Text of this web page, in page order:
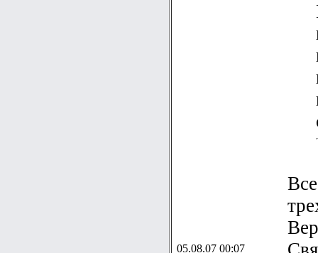
05.08.07 00:07